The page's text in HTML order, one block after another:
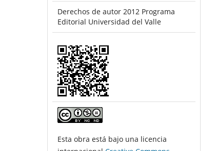
Derechos de autor 2012 Programa
Editorial Universidad del Valle
Esta obra está bajo una licencia